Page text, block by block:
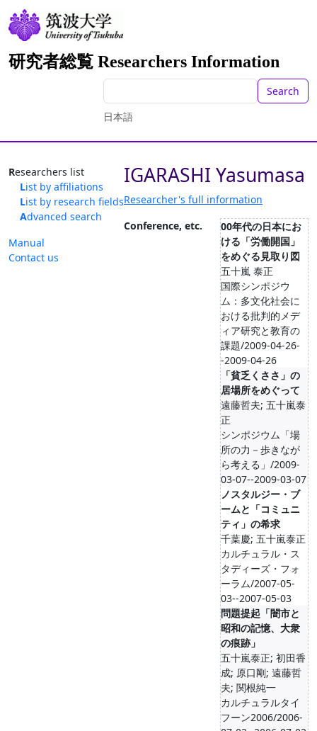
研究者総覧 Researchers Information
Search
日本語
Researchers list
List by affiliations
List by research fields
Advanced search
Manual
Contact us
IGARASHI Yasumasa
Researcher's full information
Conference, etc.
00年代の日本にお
ける「労働開国」
をめぐる見取り図
五十嵐 泰正
国際シンポジウ
ム：多文化社会に
おける批判的メデ
ィア研究と教育の
課題/2009-04-26-
-2009-04-26
「貧乏くささ」の
居場所をめぐって
遠藤哲夫; 五十嵐泰
正
シンポジウム「場
所の力－歩きなが
ら考える」/2009-
03-07--2009-03-07
ノスタルジー・ブ
ームと「コミュニ
ティ」の希求
千葉慶; 五十嵐泰正
カルチュラル・ス
タディーズ・フォ
ーラム/2007-05-
03--2007-05-03
問題提起「闇市と
昭和の記憶、大衆
の痕跡」
五十嵐泰正; 初田香
成; 原口剛; 遠藤哲
夫; 関根純一
カルチュラルタイ
フーン2006/2006-